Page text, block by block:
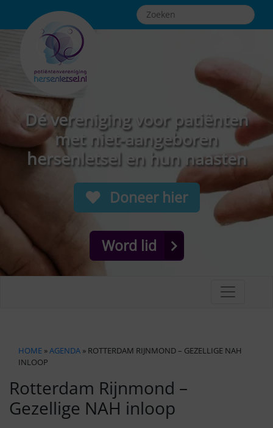
Dé vereniging voor patiënten
met niet-aangeboren
hersenletsel en hun naasten
Doneer hier
Word lid
HOME »AGENDA » ROTTERDAM RIJNMOND – GEZELLIGE NAH
INLOOP
Rotterdam Rijnmond –
Gezellige NAH inloop